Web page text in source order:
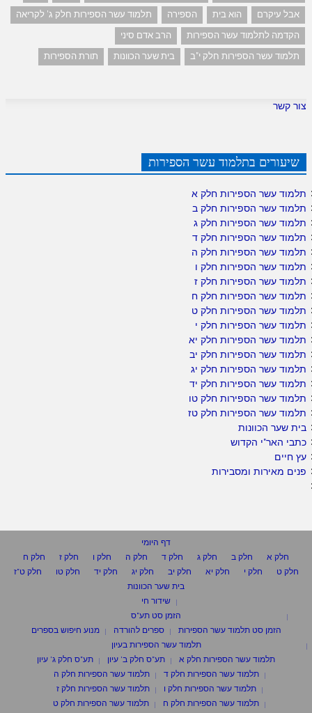
אבל עיקרם
הוא בית הספירה
תלמוד עשר הספירות חלק ג' לקריאה
הקדמה לתלמוד עשר הספירות
הרב אדם סיני
תלמוד עשר הספירות חלק י"ב
בית שער הכוונות תורת הספירות
צור קשר
שיעורים בתלמוד עשר הספירות
תלמוד עשר הספירות חלק א
תלמוד עשר הספירות חלק ב
תלמוד עשר הספירות חלק ג
תלמוד עשר הספירות חלק ד
תלמוד עשר הספירות חלק ה
תלמוד עשר הספירות חלק ו
תלמוד עשר הספירות חלק ז
תלמוד עשר הספירות חלק ח
תלמוד עשר הספירות חלק ט
תלמוד עשר הספירות חלק י
תלמוד עשר הספירות חלק יא
תלמוד עשר הספירות חלק יב
תלמוד עשר הספירות חלק יג
תלמוד עשר הספירות חלק יד
תלמוד עשר הספירות חלק טו
תלמוד עשר הספירות חלק טז
בית שער הכוונות
כתבי האר"י הקדוש
עץ חיים
פנים מאירות ומסבירות
דף היומי
חלק א
חלק ב חלק ג חלק ד חלק ה חלק ו חלק ז
חלק ח
חלק ט
חלק י חלק יא חלק יב חלק יג חלק יד חלק טו
חלק ט"ז
בית שער הכוונות
שידור חי
הזמן סט תע"ס
הזמן סט תלמוד עשר הספירות
ספרים להורדה
מנוע חיפוש בספרים
תלמוד עשר הספירות בעיון
תלמוד עשר הספירות חלק א
תע"ס חלק ב' עיון
תע"ס חלק ג' עיון
תלמוד עשר הספירות חלק ד
תלמוד עשר הספירות חלק ה
תלמוד עשר הספירות חלק ו
תלמוד עשר הספירות חלק ז
תלמוד עשר הספירות חלק ח
תלמוד עשר הספירות חלק ט